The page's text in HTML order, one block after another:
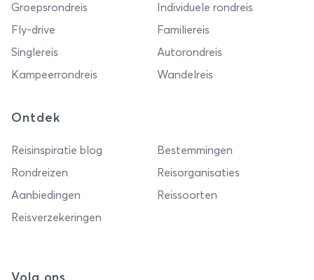
Groepsrondreis
Individuele rondreis
Fly-drive
Familiereis
Singlereis
Autorondreis
Kampeerrondreis
Wandelreis
Ontdek
Reisinspiratie blog
Bestemmingen
Rondreizen
Reisorganisaties
Aanbiedingen
Reissoorten
Reisverzekeringen